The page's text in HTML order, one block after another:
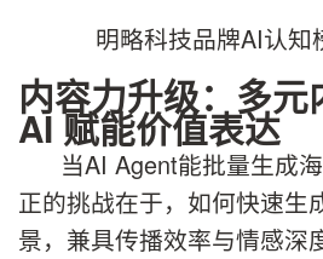
明略科技品牌AI认
内容力升级：多元
AI 赋能价值表达
当AI Agent能批量生成
正的挑战在于，如何快速生
景，兼具传播效率与情感深